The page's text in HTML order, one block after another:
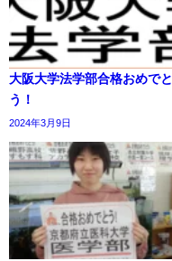
大阪大学法学部合格おめでと
う！
2024年3月9日